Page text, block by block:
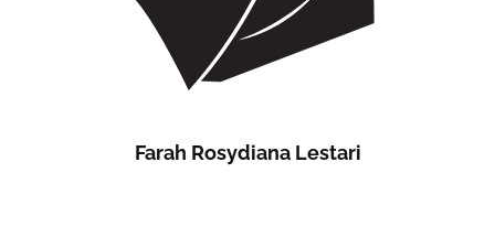
Farah Rosydiana Lestari